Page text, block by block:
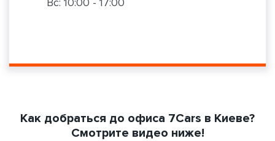
Как добраться до офиса 7Cars в Киеве?
Смотрите видео ниже!